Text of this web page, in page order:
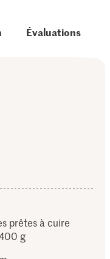
Évaluations
prêtes à cuire
g